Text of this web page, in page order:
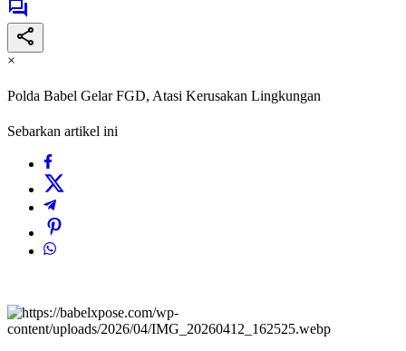
×
Polda Babel Gelar FGD, Atasi Kerusakan Lingkungan
Sebarkan artikel ini